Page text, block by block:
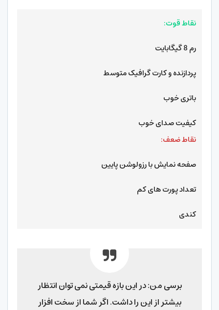
نقاط قوت:
رم 8 گیگابایت
پردازنده و کارت گرافیک متوسط
باتری خوب
کیفیت صدای خوب
نقاط ضعف:
صفحه نمایش با رزولوشن پایین
تعداد پورت های کم
کندی
برسی من: در این بازه قیمتی نمی توان انتظار
بیشتر از این را داشت. اگر شما از سخت افزار